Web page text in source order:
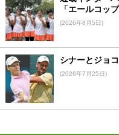
「エールコッ
(2026年8月5日)
シナーとジョ
(2026年7月25日)